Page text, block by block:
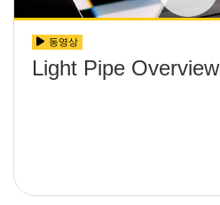
동영상
Light Pipe Overview